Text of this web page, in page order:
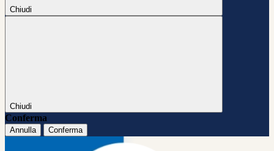
Chiudi
Chiudi
Conferma
Annulla Conferma